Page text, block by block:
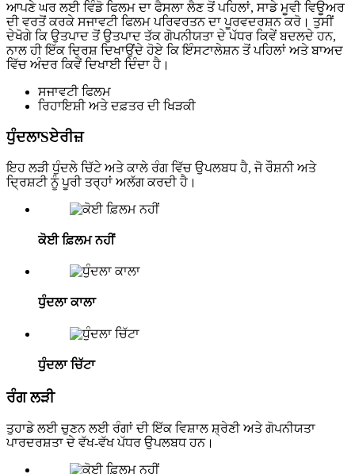
ਆਪਣੇ ਘਰ ਲਈ ਵਿੰਡੋ ਫਿਲਮ ਦਾ ਫੈਸਲਾ ਲੈਣ ਤੋਂ ਪਹਿਲਾਂ, ਸਾਡੇ ਮੂਵੀ ਵਿਊਅਰ
ਦੀ ਵਰਤੋਂ ਕਰਕੇ ਸਜਾਵਟੀ ਫਿਲਮ ਪਰਿਵਰਤਨ ਦਾ ਪੂਰਵਦਰਸ਼ਨ ਕਰੋ। ਤੁਸੀਂ
ਦੇਖੋਗੇ ਕਿ ਉਤਪਾਦ ਤੋਂ ਉਤਪਾਦ ਤੱਕ ਗੋਪਨੀਯਤਾ ਦੇ ਪੱਧਰ ਕਿਵੇਂ ਬਦਲਦੇ ਹਨ,
ਨਾਲ ਹੀ ਇੱਕ ਦ੍ਰਿਸ਼ ਦਿਖਾਉਂਦੇ ਹੋਏ ਕਿ ਇੰਸਟਾਲੇਸ਼ਨ ਤੋਂ ਪਹਿਲਾਂ ਅਤੇ ਬਾਅਦ
ਵਿੱਚ ਅੰਦਰ ਕਿਵੇਂ ਦਿਖਾਈ ਦਿੰਦਾ ਹੈ।
ਸਜਾਵਟੀ ਫਿਲਮ
ਰਿਹਾਇਸ਼ੀ ਅਤੇ ਦਫ਼ਤਰ ਦੀ ਖਿੜਕੀ
ਧੁੰਦਲਾSਏਰੀਜ਼
ਇਹ ਲੜੀ ਧੁੰਦਲੇ ਚਿੱਟੇ ਅਤੇ ਕਾਲੇ ਰੰਗ ਵਿੱਚ ਉਪਲਬਧ ਹੈ, ਜੋ ਰੌਸ਼ਨੀ ਅਤੇ
ਦ੍ਰਿਸ਼ਟੀ ਨੂੰ ਪੂਰੀ ਤਰ੍ਹਾਂ ਅਲੱਗ ਕਰਦੀ ਹੈ।
ਕੋਈ ਫ਼ਿਲਮ ਨਹੀਂ
ਧੁੰਦਲਾ ਕਾਲਾ
ਧੁੰਦਲਾ ਚਿੱਟਾ
ਰੰਗ ਲੜੀ
ਤੁਹਾਡੇ ਲਈ ਚੁਣਨ ਲਈ ਰੰਗਾਂ ਦੀ ਇੱਕ ਵਿਸ਼ਾਲ ਸ਼੍ਰੇਣੀ ਅਤੇ ਗੋਪਨੀਯਤਾ
ਪਾਰਦਰਸ਼ਤਾ ਦੇ ਵੱਖ-ਵੱਖ ਪੱਧਰ ਉਪਲਬਧ ਹਨ।